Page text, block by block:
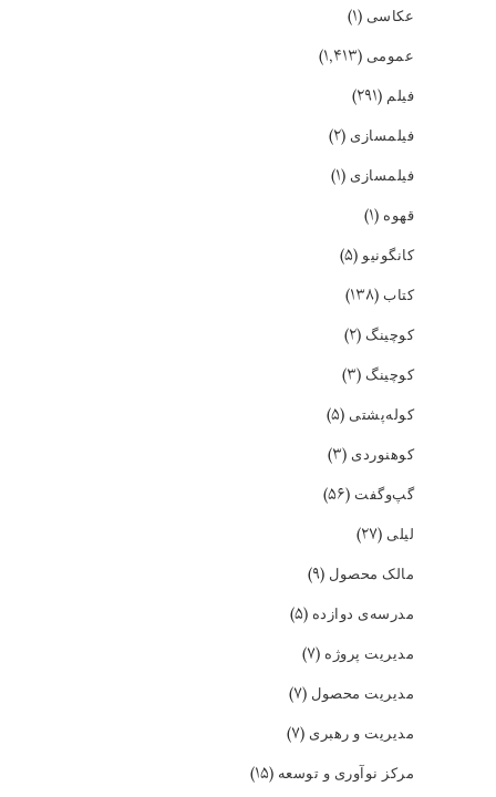
عکاسی (۱)
عمومی (۱,۴۱۳)
فیلم (۲۹۱)
فیلمسازی (۲)
فیلمسازی (۱)
قهوه (۱)
کانگونیو(۵)
کتاب (۱۳۸)
کوچینگ (۲)
کوچینگ (۳)
کوله‌پشتی (۵)
کوهنوردی (۳)
گپ‌و‌گفت (۵۶)
لیلی (۲۷)
مالک محصول (۹)
مدرسه‌ی دوازده (۵)
مدیریت پروژه (۷)
مدیریت محصول (۷)
مدیریت و رهبری (۷)
مرکز نوآوری و توسعه (۱۵)